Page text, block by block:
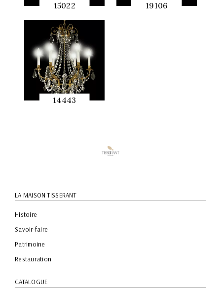
15022
APERÇU
RAPIDE
19106
14443
LA MAISON TISSERANT
Histoire
Savoir-faire
Patrimoine
Restauration
CATALOGUE